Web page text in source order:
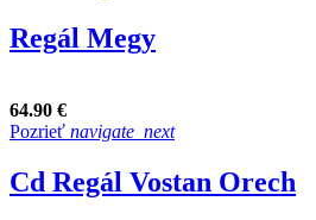
Regál Megy
64.90 €
Pozrieť navigate_next
Cd Regál Vostan Orech